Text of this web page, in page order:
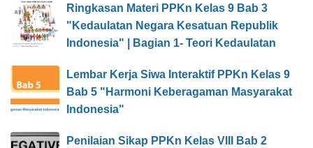
Ringkasan Materi PPKn Kelas 9 Bab 3
"Kedaulatan Negara Kesatuan Republik
Indonesia" | Bagian 1- Teori Kedaulatan
Lembar Kerja Siwa Interaktif PPKn Kelas 9
Bab 5 "Harmoni Keberagaman Masyarakat
Indonesia"
Penilaian Sikap PPKn Kelas VIII Bab 2